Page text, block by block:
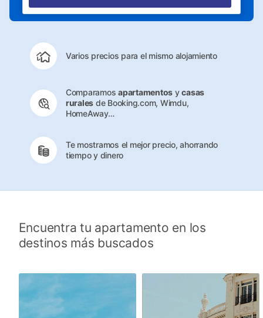
Varios precios para el mismo alojamiento
Comparamos apartamentos ycasas
rurales de Booking.com, Wimdu,
HomeAway…
Te mostramos el mejor precio, ahorrando
tiempo y dinero
Encuentra tu apartamento en los
destinos más buscados